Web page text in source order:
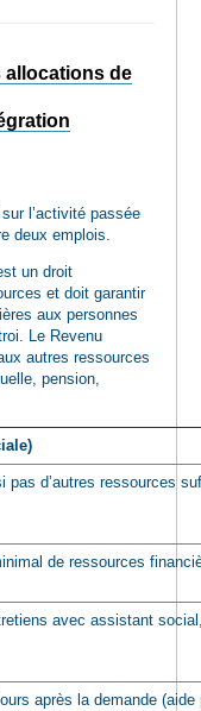
allocations de
l’activité passée
deux emplois.
un droit
et doit garantir
aux personnes
Le Revenu
autres ressources
pension,
pas d’autres ressources
de ressources
avec assistant
après la demande